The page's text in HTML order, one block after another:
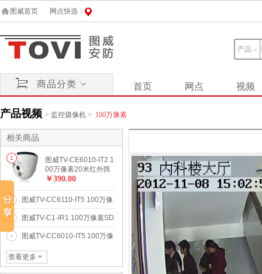
图威首页 网点快选：
产品
商品分类 首页 网点 视频
产品视频 > 监控摄像机 > 100万像素
相关商品
图威TV-CE6010-IT2 1
00万像素20米红外阵
列网络高清摄像机(72
￥390.00
1
图威TV-CC6110-IT5 100万像
素50米红外防水网络高清摄像
机(720p)
2
图威TV-C1-IR1 100万像素SD
卡存储卡片式网络高清摄像机
(720p)
图威TV-CC6010-IT5 100万像
机(720p)
4
查看更多